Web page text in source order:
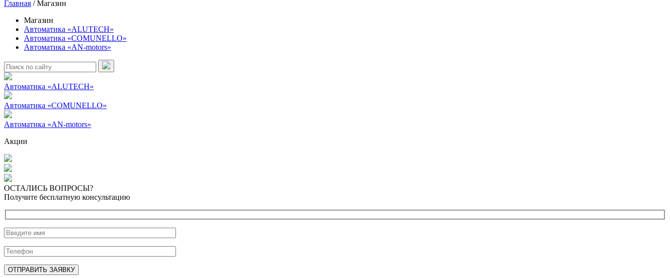
Главная /Магазин
Магазин
Автоматика «ALUTECH»
Автоматика «COMUNELLO»
Автоматика «AN-motors»
Поиск:
Автоматика «ALUTECH»
Автоматика «COMUNELLO»
Автоматика «AN-motors»
Акции
ОСТАЛИСЬ ВОПРОСЫ?
Получите бесплатную консультацию